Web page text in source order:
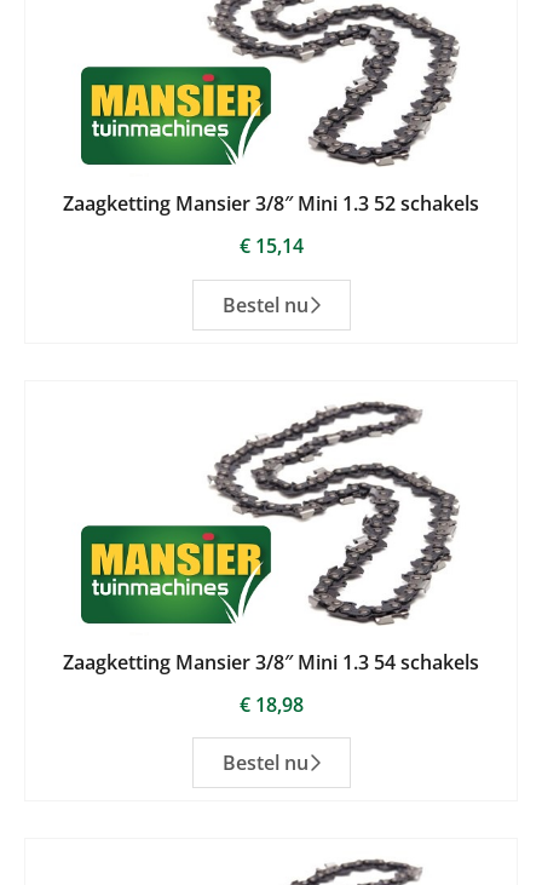
Zaagketting Mansier 3/8″ Mini 1.3 52 schakels
€15,14
Bestel nu
Zaagketting Mansier 3/8″ Mini 1.3 54 schakels
€18,98
Bestel nu